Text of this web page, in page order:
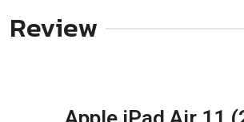
Review